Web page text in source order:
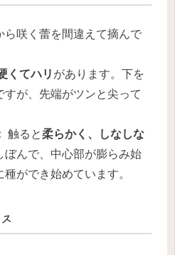
ら咲く蕾を間違えて摘んで
くてハリ があります。下を
が、先端がツンと尖って
触ると柔らかく、しなしな
ぼんで、中心部が膨らみ始
ができ始めています。